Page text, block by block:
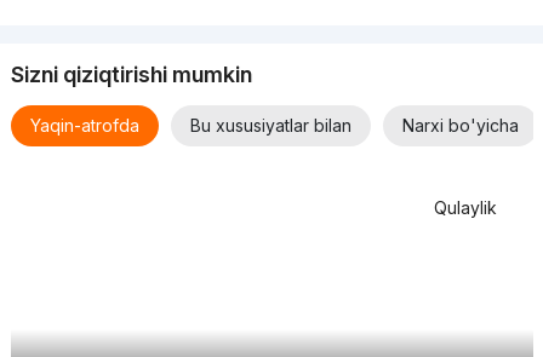
Sizni qiziqtirishi mumkin
Yaqin-atrofda Bu xususiyatlar bilan Narxi bo'yicha
Qulaylik